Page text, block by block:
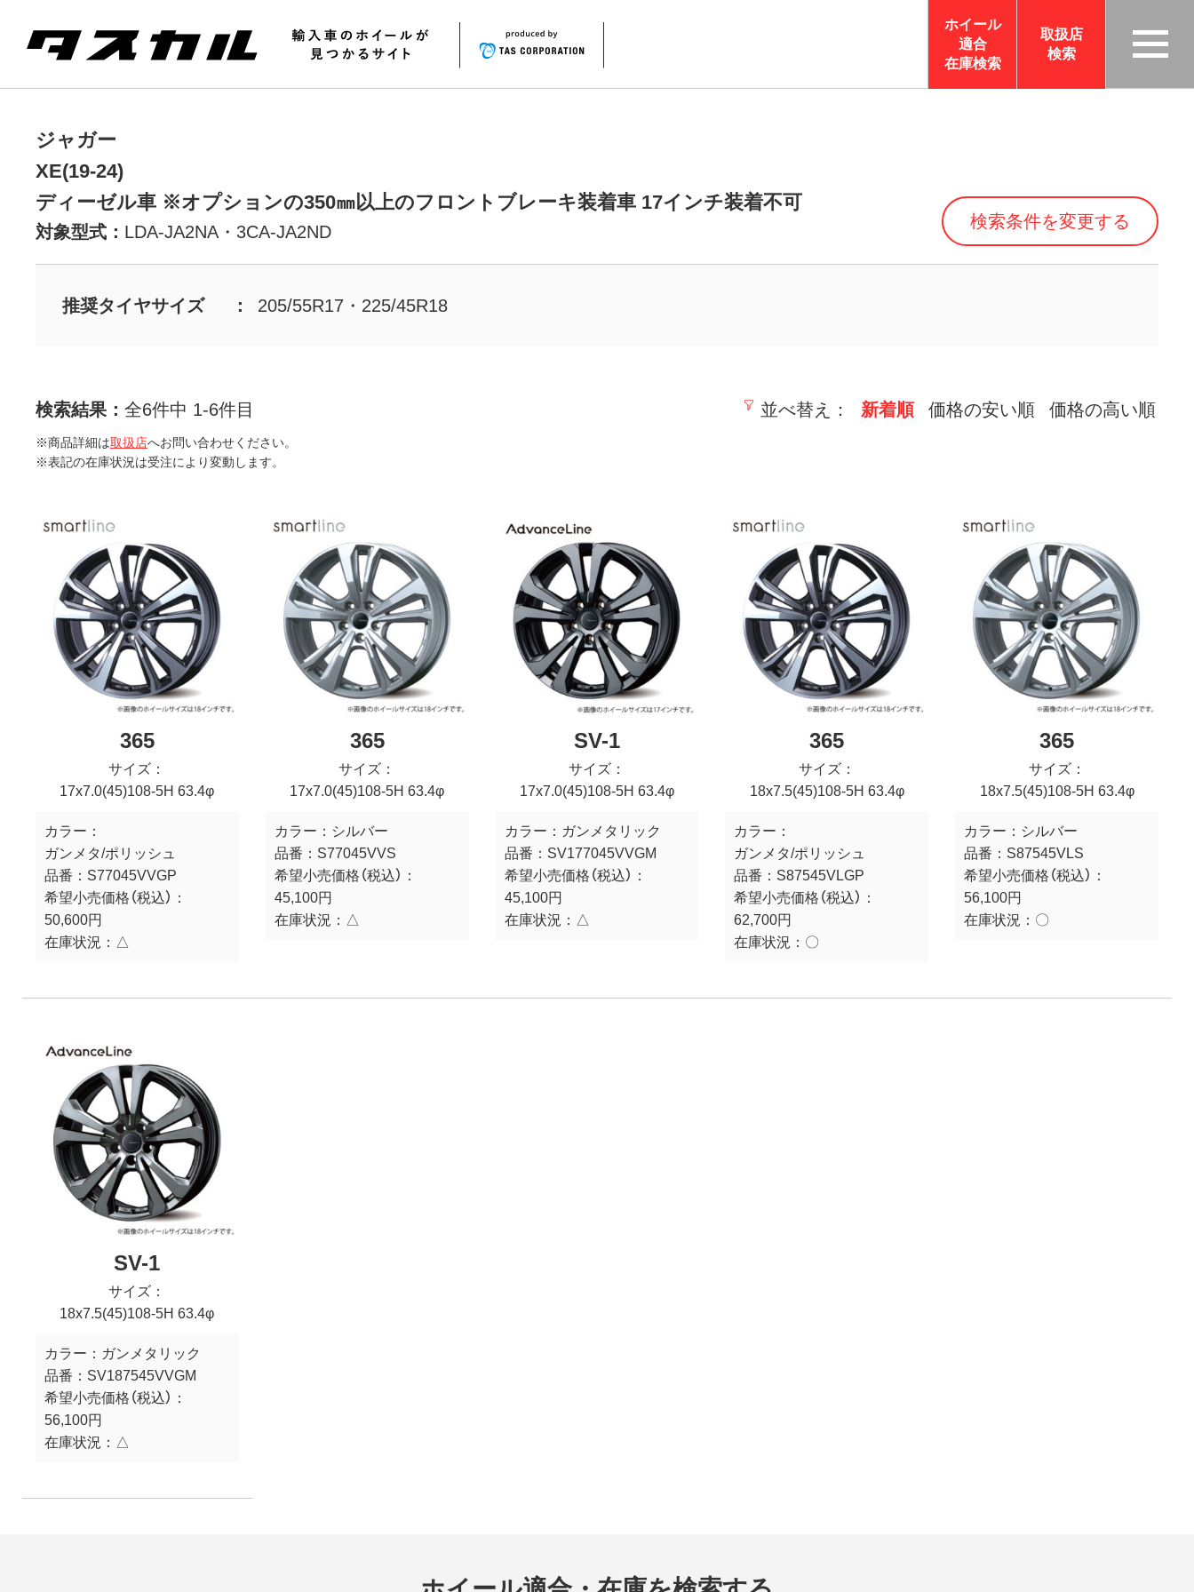
ホイール
適合
在庫検索
取扱店
検索
ジャガー
XE(19-24)
ディーゼル車 ※オプションの350㎜以上のフロントブレーキ装着車 17インチ装着不可
対象型式： LDA-JA2NA・3CA-JA2ND
検索条件を変更する
推奨タイヤサイズ 205/55R17・225/45R18
検索結果： 全6件中 1-6件目
※商品詳細は取扱店へお問い合わせください。
※表記の在庫状況は受注により変動します。
並べ替え： 新着順 価格の安い順 価格の高い順
365
サイズ：
17x7.0(45)108-5H 63.4φ
カラー：
ガンメタ/ポリッシュ
品番： S77045VVGP
希望小売価格（税込）：
50,600円
在庫状況： △
365
サイズ：
17x7.0(45)108-5H 63.4φ
カラー： シルバー
品番： S77045VVS
希望小売価格（税込）：
45,100円
在庫状況： △
SV-1
サイズ：
17x7.0(45)108-5H 63.4φ
カラー： ガンメタリック
品番： SV177045VVGM
希望小売価格（税込）：
45,100円
在庫状況： △
365
サイズ：
18x7.5(45)108-5H 63.4φ
カラー：
ガンメタ/ポリッシュ
品番： S87545VLGP
希望小売価格（税込）：
62,700円
在庫状況： 〇
365
サイズ：
18x7.5(45)108-5H 63.4φ
カラー： シルバー
品番： S87545VLS
希望小売価格（税込）：
56,100円
在庫状況： 〇
SV-1
サイズ：
18x7.5(45)108-5H 63.4φ
カラー： ガンメタリック
品番： SV187545VVGM
希望小売価格（税込）：
56,100円
在庫状況： △
TAS
CO
ON
サイ